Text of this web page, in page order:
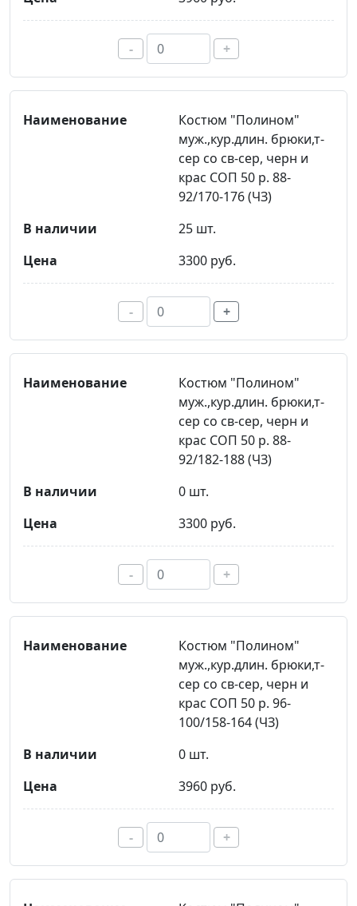
- +
Костюм "Полином"
муж.,кур.длин. брюки,т-
сер со св-сер, черн и
крас СОП 50 р. 88-
92/170-176 (ЧЗ)
25 шт.
3300 руб.
- +
Костюм "Полином"
муж.,кур.длин. брюки,т-
сер со св-сер, черн и
крас СОП 50 р. 88-
92/182-188 (ЧЗ)
0 шт.
3300 руб.
- +
Костюм "Полином"
муж.,кур.длин. брюки,т-
сер со св-сер, черн и
крас СОП 50 р. 96-
100/158-164 (ЧЗ)
0 шт.
3960 руб.
- +